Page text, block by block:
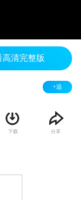
清完整版
+追
下载 分享